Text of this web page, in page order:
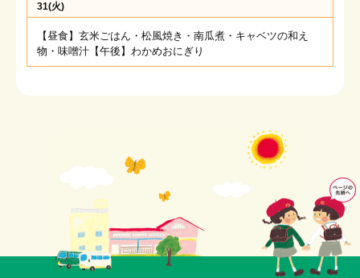
31(火)
【昼食】玄米ごはん・松風焼き・南瓜煮・キャベツの和え
物・味噌汁【午後】わかめおにぎり